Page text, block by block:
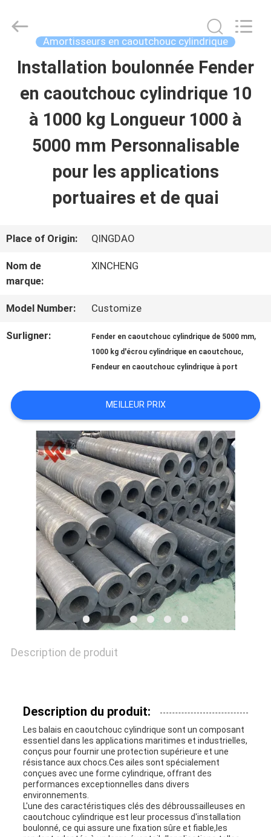
MAISON
PRODUITS
DE
NOUS
CONTRÔLE
QUALITÉ
CONTACTEZ-
NOUS
NOUVELLES
SITE
PRIVACY
POLICY
Rubber
Amortisseurs en caoutchouc cylindrique
Installation boulonnée Fender
en caoutchouc cylindrique 10
à 1000 kg Longueur 1000 à
5000 mm Personnalisable
pour les applications
portuaires et de quai
Place of Origin: QINGDAO
Nom de
marque:
XINCHENG
Model Number: Customize
Surligner: Fender en caoutchouc cylindrique de 5000 mm,
1000 kg d'écrou cylindrique en caoutchouc,
Fendeur en caoutchouc cylindrique à port
MEILLEUR PRIX
Description de produit
Description du produit:
Les balais en caoutchouc cylindrique sont un composant
essentiel dans les applications maritimes et industrielles,
conçus pour fournir une protection supérieure et une
résistance aux chocs.Ces ailes sont spécialement
conçues avec une forme cylindrique, offrant des
performances exceptionnelles dans divers
environnements.
L'une des caractéristiques clés des débroussailleuses en
caoutchouc cylindrique est leur processus d'installation
boulonné, ce qui assure une fixation sûre et fiable,les